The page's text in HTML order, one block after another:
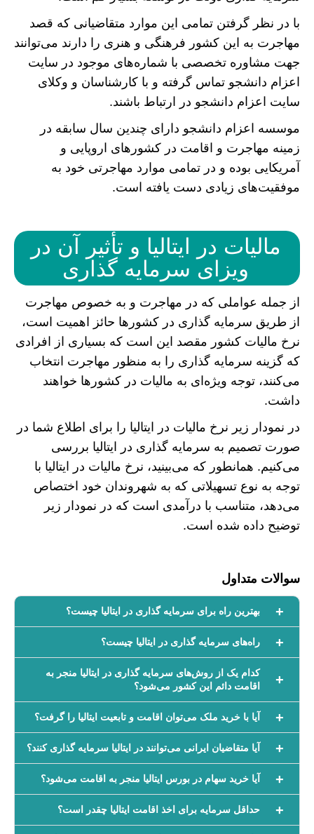
با در نظر گرفتن تمامی این موارد متقاضیانی که قصد
مهاجرت به این کشور فرهنگی و هنری را دارند می‌توانند
جهت مشاوره تخصصی با شماره‌های موجود در سایت
اعزام دانشجو تماس گرفته و با کارشناسان و وکلای
سایت اعزام دانشجو در ارتباط باشند.
موسسه اعزام دانشجو دارای چندین سال سابقه در
زمینه مهاجرت و اقامت در کشور‌های اروپایی و
آمریکایی بوده و در تمامی موارد مهاجرتی خود به
موفقیت‌های زیادی دست یافته است.
مالیات در ایتالیا و تأثیر آن در
ویزای سرمایه گذاری
از جمله عواملی که در مهاجرت و به خصوص مهاجرت
از طریق سرمایه گذاری در کشور‌ها حائز اهمیت است،
نرخ مالیات کشور مقصد این است که بسیاری از افرادی
که گزینه سرمایه گذاری را به منظور مهاجرت انتخاب
می‌کنند، توجه ویژه‌ای به مالیات در کشور‌ها خواهند
داشت.
در نمودار زیر نرخ مالیات در ایتالیا را برای اطلاع شما در
صورت تصمیم به سرمایه گذاری در ایتالیا بررسی
می‌کنیم. همانطور که می‌بینید، نرخ مالیات در ایتالیا با
توجه به نوع تسهیلاتی که به شهروندان خود اختصاص
می‌دهد، متناسب با درآمدی است که در نمودار زیر
توضیح داده شده است.
سوالات متداول
بهترین راه برای سرمایه گذاری در ایتالیا چیست؟
راه‌های سرمایه گذاری در ایتالیا چیست؟
کدام یک از روش‌های سرمایه گذاری در ایتالیا منجر به
اقامت دائم این کشور می‌شود؟
آیا با خرید ملک می‌توان اقامت و تابعیت ایتالیا را گرفت؟
آیا متقاضیان ایرانی می‌توانند در ایتالیا سرمایه گذاری کنند؟
آیا خرید سهام در بورس ایتالیا منجر به اقامت می‌شود؟
حداقل سرمایه برای اخذ اقامت ایتالیا چقدر است؟